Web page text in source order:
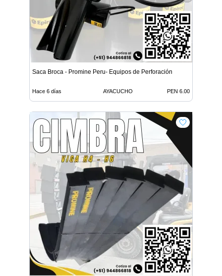
Saca Broca - Promine Peru- Equipos de Perforación
Hace 6 días AYACUCHO PEN 6.00